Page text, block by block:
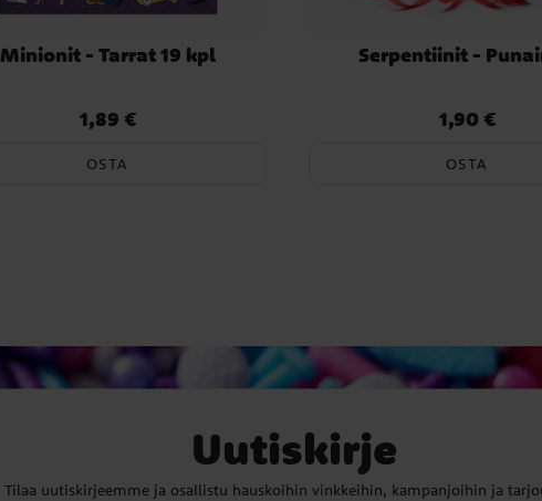
Minionit - Tarrat 19 kpl
Hinta:1,89 €
1,89 €
OSTA
Serpentiinit -
Hinta:1,90 €
1,90 €
OSTA
Uutiskirje
Tilaa uutiskirjeemme ja osallistu hauskoihin vinkkeihin, kampanjoihin ja